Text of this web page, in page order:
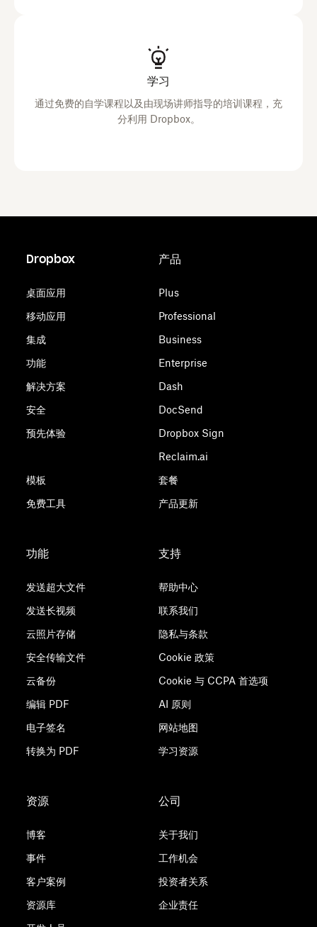
学习
通过免费的自学课程以及由现场讲师指导的培训课程，充
分利用 Dropbox。
Dropbox
桌面应用
移动应用
集成
功能
解决方案
安全
预先体验
模板
免费工具
产品
Plus
Professional
Business
Enterprise
Dash
DocSend
Dropbox Sign
Reclaim.ai
套餐
产品更新
功能
发送超大文件
发送长视频
云照片存储
安全传输文件
云备份
编辑 PDF
电子签名
转换为 PDF
支持
帮助中心
联系我们
隐私与条款
Cookie 政策
Cookie 与 CCPA 首选项
AI 原则
网站地图
学习资源
资源
博客
事件
客户案例
资源库
公司
关于我们
工作机会
投资者关系
企业责任